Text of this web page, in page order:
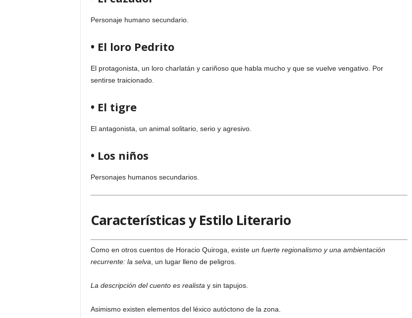
Personaje humano secundario.
• El loro Pedrito
El protagonista, un loro charlatán y cariñoso que habla mucho y que se vuelve vengativo. Por
sentirse traicionado.
• El tigre
El antagonista, un animal solitario, serio y agresivo.
• Los niños
Personajes humanos secundarios.
Características y Estilo Literario
Como en otros cuentos de Horacio Quiroga, existe un fuerte regionalismo y una ambientación
recurrente: la selva , un lugar lleno de peligros.
La descripción del cuento es realista y sin tapujos.
Asimismo existen elementos del léxico autóctono de la zona.